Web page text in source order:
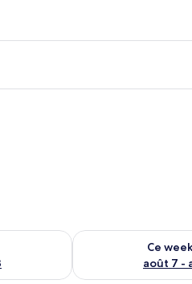
demain août 7 - août 8
Ce
août 7 -
Vérifier la